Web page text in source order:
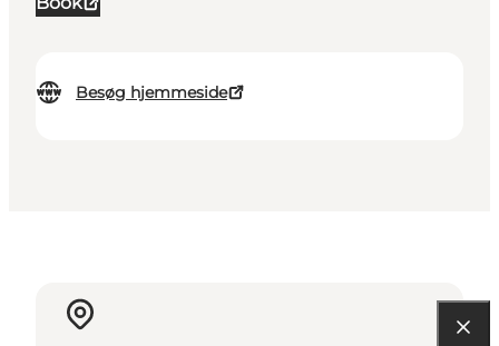
Besøg hjemmeside